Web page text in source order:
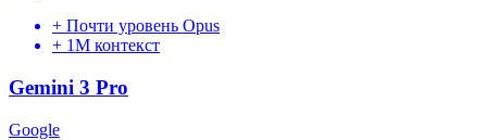
+ Почти уровень Opus
+ 1M контекст
Gemini 3 Pro
Google